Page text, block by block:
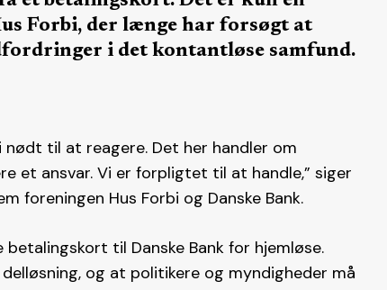
Forbi, der længe har forsøgt at
i det kontantløse samfund.
til at reagere. Det her handler om
et ansvar. Vi er forpligtet til at handle,” siger
foreningen Hus Forbi og Danske Bank.
til Danske Bank for hjemløse.
og at politikere og myndigheder må